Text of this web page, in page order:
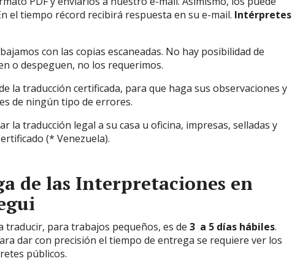
el tiempo récord recibirá respuesta en su e-mail. Intérpretes
con las copias escaneadas. No hay posibilidad de
o despeguen, no los requerimos.
la traducción certificada, para que haga sus observaciones y
de ningún tipo de errores.
la traducción legal a su casa u oficina, impresas, selladas y
(* Venezuela).
de las Interpretaciones en
traducir, para trabajos pequeños, es de 3 a 5 días hábiles.
dar con precisión el tiempo de entrega se requiere ver los
públicos.